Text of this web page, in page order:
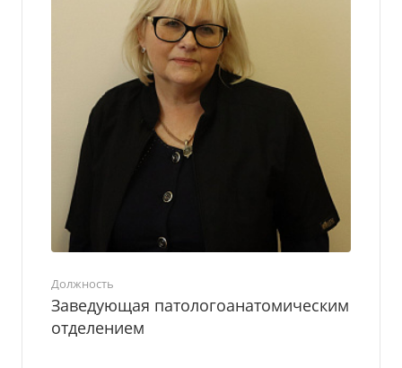
Должность
Заведующая патологоанатомическим
отделением